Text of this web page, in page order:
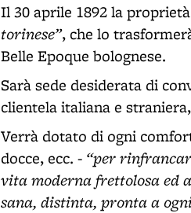
Il 30 aprile 1892 la
torinese”, che lo
Belle Epoque bolognese.
Sarà sede desiderata di
clientela italiana e
Verrà dotato di ogni
docce, ecc. - “per
vita moderna frettolosa ed
sana, distinta, pronta a